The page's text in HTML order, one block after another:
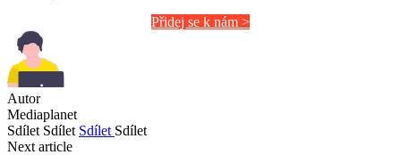
Přidej se k nám >
Autor
Mediaplanet
Sdílet Sdílet Sdílet Sdílet
Next article